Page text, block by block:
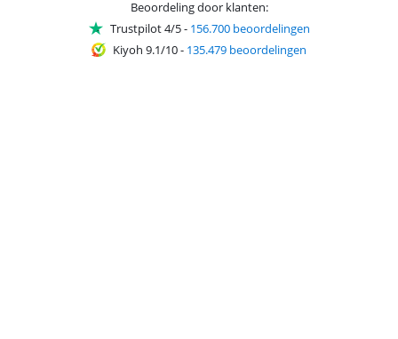
Beoordeling door klanten:
Trustpilot 4/5- 156.700 beoordelingen
Kiyoh 9.1/10- 135.479 beoordelingen